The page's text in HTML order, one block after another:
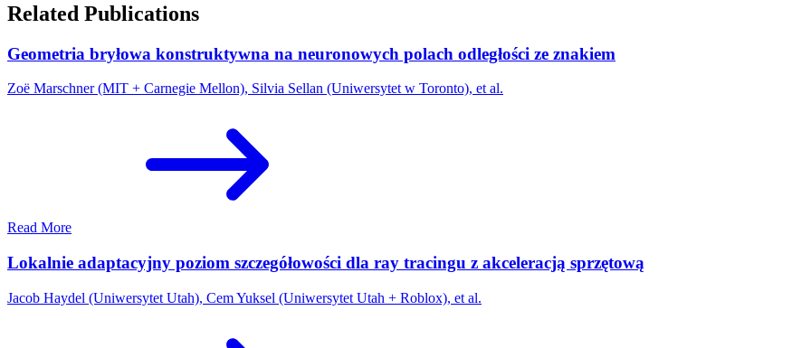
Related Publications
Geometria bryłowa konstruktywna na neuronowych polach odległości ze znakiem
Zoë Marschner (MIT + Carnegie Mellon), Silvia Sellan (Uniwersytet w Toronto), et al.
Read More
Lokalnie adaptacyjny poziom szczegółowości dla ray tracingu z akceleracją sprzętową
Jacob Haydel (Uniwersytet Utah), Cem Yuksel (Uniwersytet Utah + Roblox), et al.